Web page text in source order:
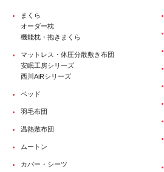
まくら
オーダー枕
機能枕・抱きまくら
マットレス・体圧分散敷き布団
安眠工房シリーズ
西川AiRシリーズ
ベッド
羽毛布団
温熱敷布団
ムートン
カバー・シーツ